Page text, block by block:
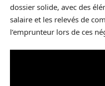
dossier solide, avec des
salaire et les relevés de
l’emprunteur lors de ces